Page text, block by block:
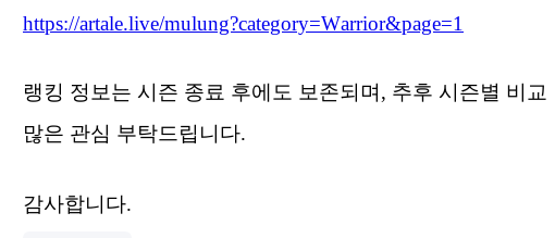
https://artale.live/mulung?category=Warrior&page=1
랭킹 정보는 시즌 종료 후에도 보존되며, 추후 시즌별 비
많은 관심 부탁드립니다.
감사합니다.